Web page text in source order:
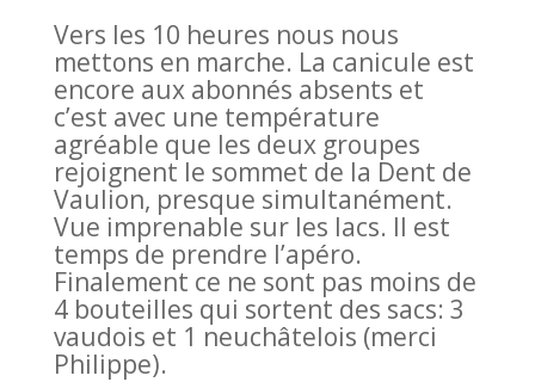
Vers les 10 heures nous nous
mettons en marche. La canicule est
encore aux abonnés absents et
c’est avec une température
agréable que les deux groupes
rejoignent le sommet de la Dent de
Vaulion, presque simultanément.
Vue imprenable sur les lacs. Il est
temps de prendre l’apéro.
Finalement ce ne sont pas moins de
4 bouteilles qui sortent des sacs: 3
vaudois et 1 neuchâtelois (merci
Philippe).